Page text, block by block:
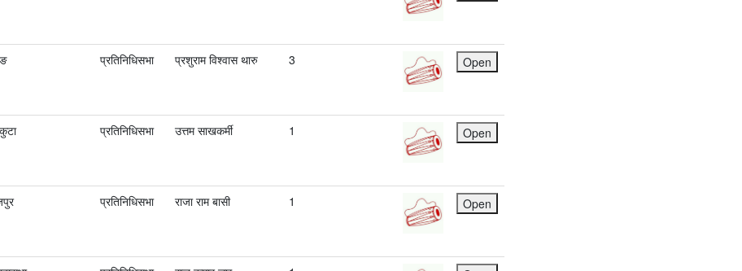
प्रतिनिधिसभा प्रशुराम विश्वास थारु 3 Open
प्रतिनिधिसभा उत्तम साखकर्मी 1 Open
प्रतिनिधिसभा राजा राम बासी 1 Open